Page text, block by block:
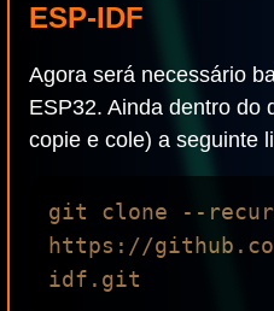
ESP-IDF
Agora será necessário
ESP32. Ainda dentro do
copie e cole) a seguinte
git clone --
https://